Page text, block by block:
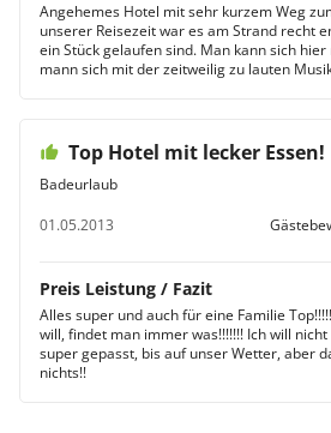
Angehemes Hotel mit sehr kurzem Weg
unserer Reisezeit war es am Strand recht
ein Stück gelaufen sind. Man kann sich
mann sich mit der zeitweilig zu lauten
Top Hotel mit lecker Essen!
Badeurlaub
01.05.2013
Preis Leistung / Fazit
Alles super und auch für eine Familie
will, findet man immer was!!!!!!! Ich will
super gepasst, bis auf unser Wetter, aber
nichts!!